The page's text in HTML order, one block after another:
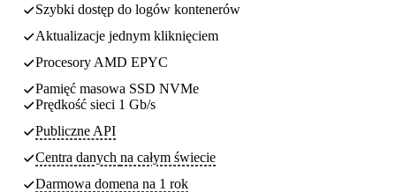
Szybki dostęp do logów kontenerów
Aktualizacje jednym kliknięciem
Procesory AMD EPYC
Pamięć masowa SSD NVMe
Prędkość sieci 1 Gb/s
Publiczne API
Centra danych na całym świecie
Darmowa domena na 1 rok